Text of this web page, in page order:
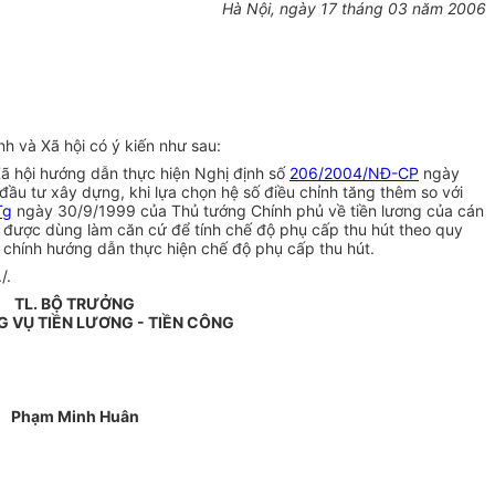
Hà Nội, ngày 17 tháng 03 năm 2006
và Xã hội có ý kiến như sau:
hội hướng dẫn thực hiện Nghị định số 206/2004/NĐ-CP ngày
tư xây dựng, khi lựa chọn hệ số điều chỉnh tăng thêm so với
ngày 30/9/1999 của Thủ tướng Chính phủ về tiền lương của cán
dùng làm căn cứ để tính chế độ phụ cấp thu hút theo quy
hướng dẫn thực hiện chế độ phụ cấp thu hút.
.
TL. BỘ TRƯỞNG
VỤ TIỀN LƯƠNG - TIỀN CÔNG
Phạm Minh Huân